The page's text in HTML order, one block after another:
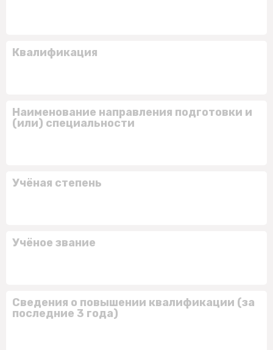
Квалификация
Наименование направления подготовки и
(или) специальности
Учёная степень
Учёное звание
Сведения о повышении квалификации (за
последние 3 года)